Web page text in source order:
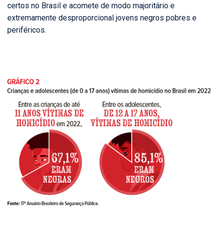
certos no Brasil e acomete de modo majoritário e
extremamente desproporcional jovens negros pobres e
periféricos.